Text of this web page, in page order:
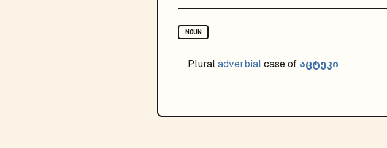
NOUN
Pluraladverbialcase of აცტეკი